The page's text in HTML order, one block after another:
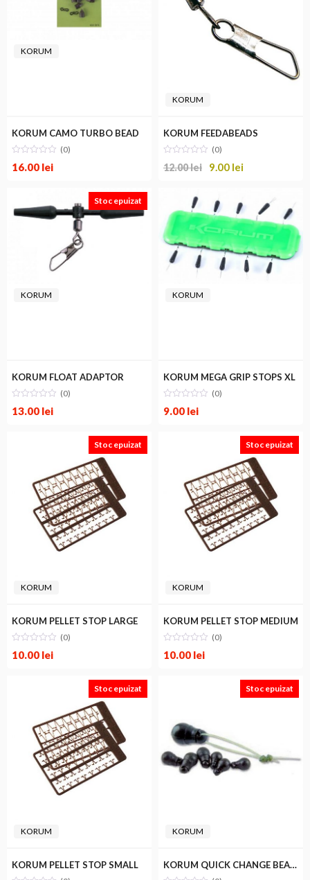
KORUM
KORUM CAMO TURBO BEAD
(0)
16.00 lei
KORUM
KORUM FEEDABEADS
(0)
12.00lei 9.00 lei
Stoc epuizat
KORUM
KORUM FLOAT ADAPTOR
(0)
13.00 lei
KORUM
KORUM MEGA GRIP STOPS XL
(0)
9.00 lei
Stoc epuizat
KORUM
KORUM PELLET STOP LARGE
(0)
10.00 lei
Stoc epuizat
KORUM
KORUM PELLET STOP MEDIUM
(0)
10.00 lei
Stoc epuizat
KORUM
KORUM PELLET STOP SMALL
Stoc epuizat
KORUM
KORUM QUICK CHANGE BEADS LARGE